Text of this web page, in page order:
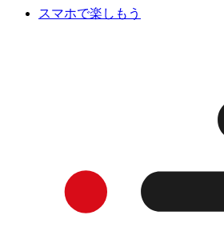
スマホで楽しもう